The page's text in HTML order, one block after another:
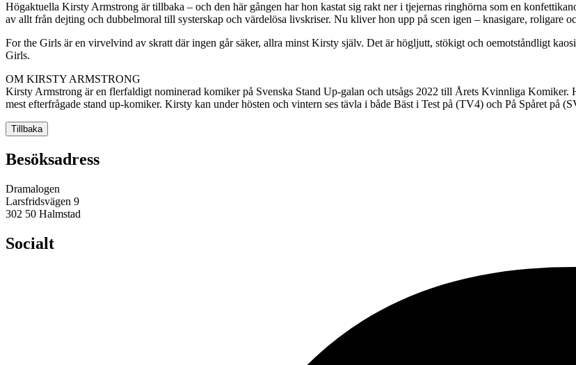
Högaktuella Kirsty Armstrong är tillbaka – och den här gången har hon kastat sig rakt ner i tjejernas ringhörna som en
av allt från dejting och dubbelmoral till systerskap och värdelösa livskriser. Nu kliver hon upp på scen igen – knasigare, roligare
For the Girls är en virvelvind av skratt där ingen går säker, allra minst Kirsty själv. Det är högljutt, stökigt och oemotståndligt
Girls.
OM KIRSTY ARMSTRONG
Kirsty Armstrong är en flerfaldigt nominerad komiker på Svenska Stand Up-galan och utsågs 2022 till Årets Kvinnliga Komiker.
mest efterfrågade stand up-komiker. Kirsty kan under hösten och vintern ses tävla i både Bäst i Test på (TV4) och På Spåret på
Tillbaka
Besöksadress
Dramalogen
Larsfridsvägen 9
302 50 Halmstad
Socialt